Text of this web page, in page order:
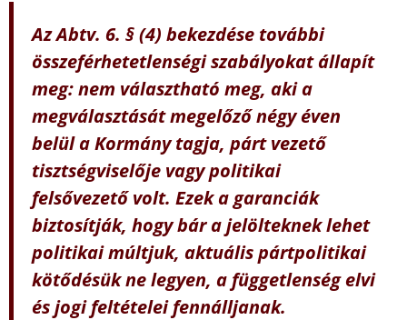
Az Abtv. 6. § (4) bekezdése további
összeférhetetlenségi szabályokat állapít
meg: nem választható meg, aki a
megválasztását megelőző négy éven
belül a Kormány tagja, párt vezető
tisztségviselője vagy politikai
felsővezető volt. Ezek a garanciák
biztosítják, hogy bár a jelölteknek lehet
politikai múltjuk, aktuális pártpolitikai
kötődésük ne legyen, a függetlenség elvi
és jogi feltételei fennálljanak.